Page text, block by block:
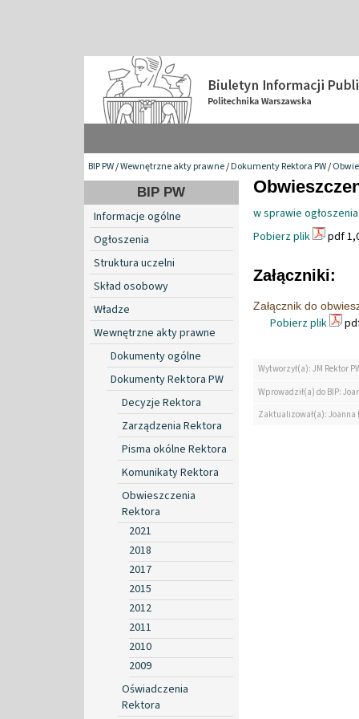
BIP PW/Wewnętrzne akty prawne/Dokumenty Rektora PW/
BIP PW
Informacje ogólne
Ogłoszenia
Struktura uczelni
Skład osobowy
Władze
Wewnętrzne akty prawne
Dokumenty ogólne
Dokumenty Rektora PW
Decyzje Rektora
Zarządzenia Rektora
Pisma okólne Rektora
Komunikaty Rektora
Obwieszczenia
Rektora
2021
2018
2017
2015
2012
2011
2010
2009
Oświadczenia
Rektora
w sprawie
Pobierz plik
pdf
Załączniki:
Załącznik do
Pobierz plik
Wytworzył(a): JM Rektor
Wprowadził(a) do BIP:
Zaktualizował(a):